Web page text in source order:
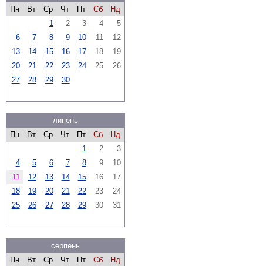
Пн
Вт Ср Чт Пт Сб
Нд
1
2 3 4
5
6
7 8 9 10 11
12
13
14 15 16 17 18
19
20
21 22 23 24 25
26
27
28 29 30
липень
Пн
Вт Ср Чт Пт Сб
Нд
1
2
3
4
5 6 7 8 9
10
11
12 13 14 15 16
17
18
19 20 21 22 23
24
25
26 27 28 29 30 31
серпень
Пн
Вт Ср Чт Пт Сб
Нд